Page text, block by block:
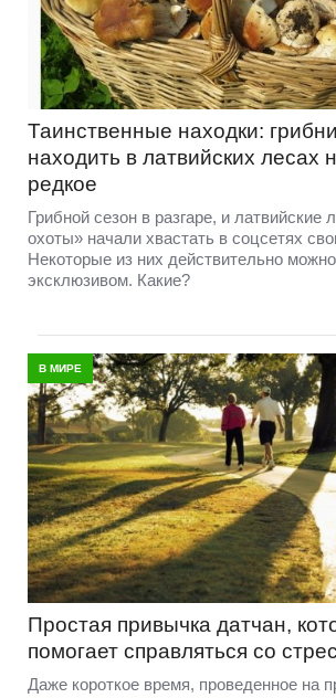
Таинственные находки:
находить в латвийских лесах
редкое
Грибной сезон в разгаре, и латвийские
охоты» начали хвастать в соцсетях
Некоторые из них действительно
эксклюзивом. Какие?
В МИРЕ
Простая привычка датчан,
помогает справляться со
Даже короткое время, проведенное на